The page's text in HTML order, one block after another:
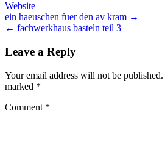
Website
Post
navigation
ein haeuschen fuer den av kram →
← fachwerkhaus basteln teil 3
Leave a Reply
Your email address will not be published.
marked *
Comment *